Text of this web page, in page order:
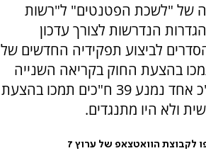
של "לשכת הפטנטים" ל"רשות
הנדרשות לצורך עדכון
לביצוע תפקידיה החדשים של
ח"כים תמכו בהצעת החוק בקריאה השנייה
ולא היו מתנגדים. ח"כ אחד נמנע 39 ח"כים תמכו בהצעת
ולא היו מתנגדים.
לקבוצת הוואטצאפ של ערוץ 7